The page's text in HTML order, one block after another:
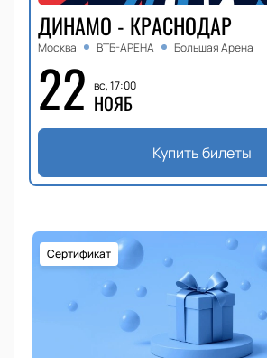
ДИНАМО - КРАСНОДАР
Москва ВТБ-АРЕНА Большая Арена
22 вс, 17:00
НОЯБ
Купить билеты
Сертификат